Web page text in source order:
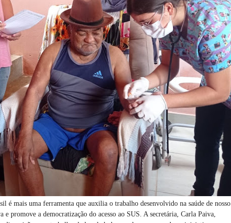
é mais uma ferramenta que auxilia o trabalho desenvolvido na saúde de nosso
promove a democratização do acesso ao SUS. A secretária, Carla Paiva,